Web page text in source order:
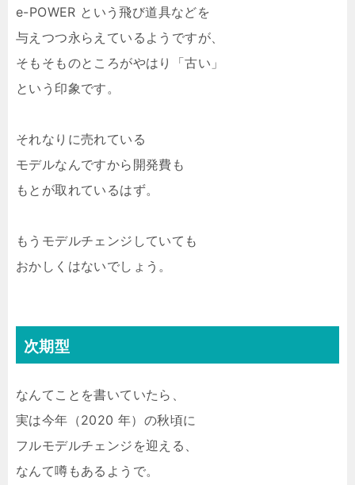
e-POWER という飛び道具などを
与えつつ永らえているようですが、
そもそものところがやはり「古い」
という印象です。
それなりに売れている
モデルなんですから開発費も
もとが取れているはず。
もうモデルチェンジしていても
おかしくはないでしょう。
次期型
なんてことを書いていたら、
実は今年（2020 年）の秋頃に
フルモデルチェンジを迎える、
なんて噂もあるようで。